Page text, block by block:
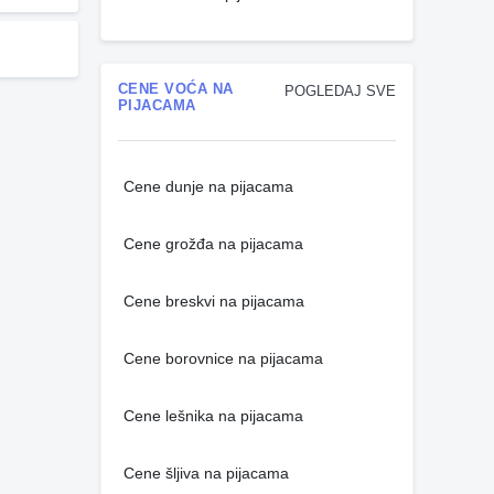
POGLEDAJ SVE
CENE VOĆA NA
PIJACAMA
Cene dunje na pijacama
Cene grožđa na pijacama
Cene breskvi na pijacama
Cene borovnice na pijacama
Cene lešnika na pijacama
Cene šljiva na pijacama